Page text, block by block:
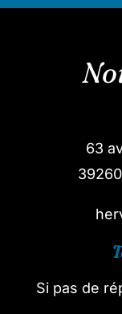
63
Si pas de